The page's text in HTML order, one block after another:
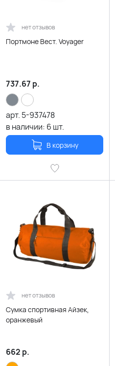
нет отзывов
Портмоне Вест. Voyager
737.67 р.
арт. 5-937478
в наличии: 6 шт.
В корзину
нет отзывов
Сумка спортивная Айзек,
оранжевый
662 р.